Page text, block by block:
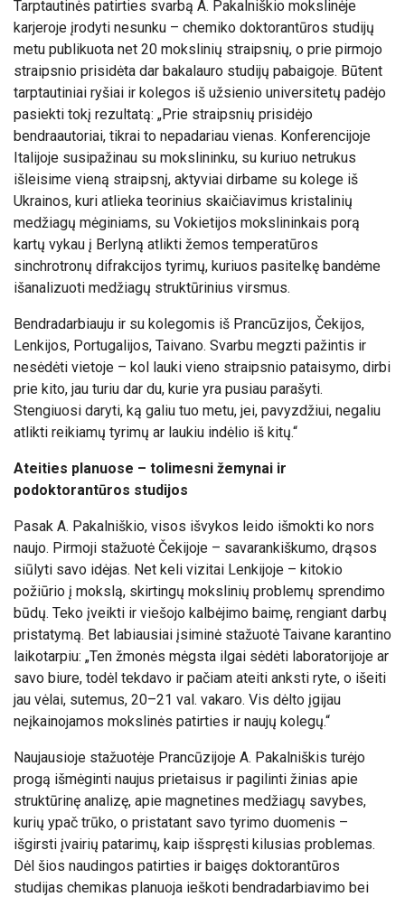
Tarptautinės patirties svarbą A. Pakalniškio mokslinėje
karjeroje įrodyti nesunku – chemiko doktorantūros studijų
metu publikuota net 20 mokslinių straipsnių, o prie pirmojo
straipsnio prisidėta dar bakalauro studijų pabaigoje. Būtent
tarptautiniai ryšiai ir kolegos iš užsienio universitetų padėjo
pasiekti tokį rezultatą: „Prie straipsnių prisidėjo
bendraautoriai, tikrai to nepadariau vienas. Konferencijoje
Italijoje susipažinau su mokslininku, su kuriuo netrukus
išleisime vieną straipsnį, aktyviai dirbame su kolege iš
Ukrainos, kuri atlieka teorinius skaičiavimus kristalinių
medžiagų mėginiams, su Vokietijos mokslininkais porą
kartų vykau į Berlyną atlikti žemos temperatūros
sinchrotronų difrakcijos tyrimų, kuriuos pasitelkę bandėme
išanalizuoti medžiagų struktūrinius virsmus.
Bendradarbiauju ir su kolegomis iš Prancūzijos, Čekijos,
Lenkijos, Portugalijos, Taivano. Svarbu megzti pažintis ir
nesėdėti vietoje – kol lauki vieno straipsnio pataisymo, dirbi
prie kito, jau turiu dar du, kurie yra pusiau parašyti.
Stengiuosi daryti, ką galiu tuo metu, jei, pavyzdžiui, negaliu
atlikti reikiamų tyrimų ar laukiu indėlio iš kitų.“
Ateities planuose – tolimesni žemynai ir
podoktorantūros studijos
Pasak A. Pakalniškio, visos išvykos leido išmokti ko nors
naujo. Pirmoji stažuotė Čekijoje – savarankiškumo, drąsos
siūlyti savo idėjas. Net keli vizitai Lenkijoje – kitokio
požiūrio į mokslą, skirtingų mokslinių problemų sprendimo
būdų. Teko įveikti ir viešojo kalbėjimo baimę, rengiant darbų
pristatymą. Bet labiausiai įsiminė stažuotė Taivane karantino
laikotarpiu: „Ten žmonės mėgsta ilgai sėdėti laboratorijoje ar
savo biure, todėl tekdavo ir pačiam ateiti anksti ryte, o išeiti
jau vėlai, sutemus, 20–21 val. vakaro. Vis dėlto įgijau
neįkainojamos mokslinės patirties ir naujų kolegų.“
Naujausioje stažuotėje Prancūzijoje A. Pakalniškis turėjo
progą išmėginti naujus prietaisus ir pagilinti žinias apie
struktūrinę analizę, apie magnetines medžiagų savybes,
kurių ypač trūko, o pristatant savo tyrimo duomenis –
išgirsti įvairių patarimų, kaip išspręsti kilusias problemas.
Dėl šios naudingos patirties ir baigęs doktorantūros
studijas chemikas planuoja ieškoti bendradarbiavimo bei